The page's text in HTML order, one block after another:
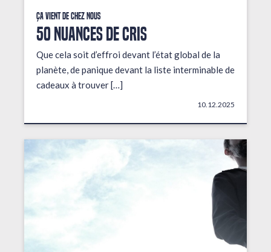
Ça vient de chez nous
50 NUANCES DE CRIS
Que cela soit d’effroi devant l’état global de la
planète, de panique devant la liste interminable de
cadeaux à trouver […]
10.12.2025